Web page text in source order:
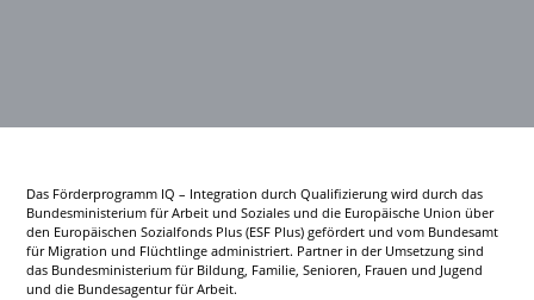
Das Förderprogramm IQ – Integration durch Qualifizierung wird durch das
Bundesministerium für Arbeit und Soziales und die Europäische Union über
den Europäischen Sozialfonds Plus (ESF Plus) gefördert und vom Bundesamt
für Migration und Flüchtlinge administriert. Partner in der Umsetzung sind
das Bundesministerium für Bildung, Familie, Senioren, Frauen und Jugend
und die Bundesagentur für Arbeit.